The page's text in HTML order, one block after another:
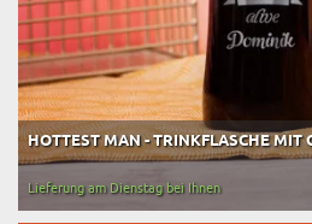
HOTTEST MAN - TRINKFLASCHE MIT
Lieferung am Dienstag bei Ihnen